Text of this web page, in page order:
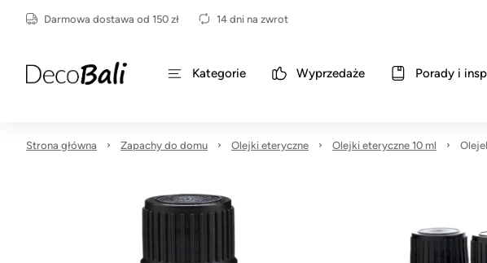
Darmowa dostawa od 150 zł 14 dni na zwrot
Kategorie Wyprzedaże Porady i
Strona główna Zapachy do domu Olejki eteryczne Olejki eteryczne 10 ml